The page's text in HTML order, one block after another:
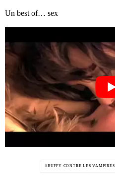
Un best of… sex
BUFFY CONTRE LES VAMPIRES